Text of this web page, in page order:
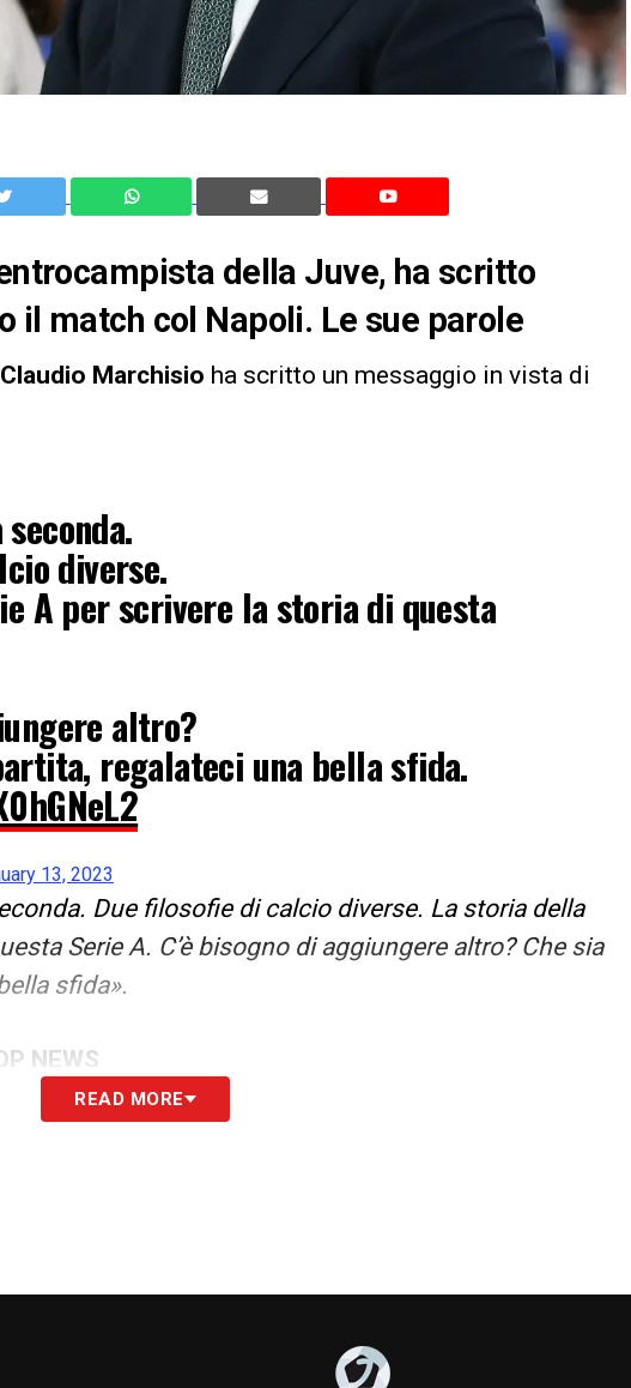
della Juve, ha scritto
il match col Napoli. Le sue parole
Claudio Marchisio ha scritto un messaggio in vista di
diverse.
A per scrivere la storia di questa
altro?
regalateci una bella sfida.
13, 2023
Due filosofie di calcio diverse. La storia della
Serie A. C’è bisogno di aggiungere altro? Che sia
sfida».
NEWS
READ MORE